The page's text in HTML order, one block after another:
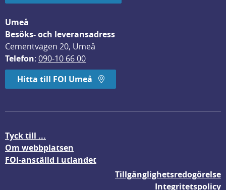
Umeå
Besöks- och leveransadress
Cementvägen 20, Umeå
Telefon: 090-10 66 00
Hitta till FOI Umeå
Tyck till ...
Om webbplatsen
FOI-anställd i utlandet
Tillgänglighetsredogörelse
Integritetspolicy